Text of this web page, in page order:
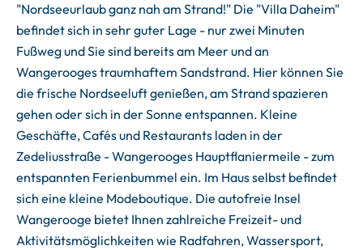
"Nordseeurlaub ganz nah am Strand!" Die "Villa Daheim"
befindet sich in sehr guter Lage - nur zwei Minuten
Fußweg und Sie sind bereits am Meer und an
Wangerooges traumhaftem Sandstrand. Hier können Sie
die frische Nordseeluft genießen, am Strand spazieren
gehen oder sich in der Sonne entspannen. Kleine
Geschäfte, Cafés und Restaurants laden in der
Zedeliusstraße - Wangerooges Hauptflaniermeile - zum
entspannten Ferienbummel ein. Im Haus selbst befindet
sich eine kleine Modeboutique. Die autofreie Insel
Wangerooge bietet Ihnen zahlreiche Freizeit- und
Aktivitätsmöglichkeiten wie Radfahren, Wassersport,